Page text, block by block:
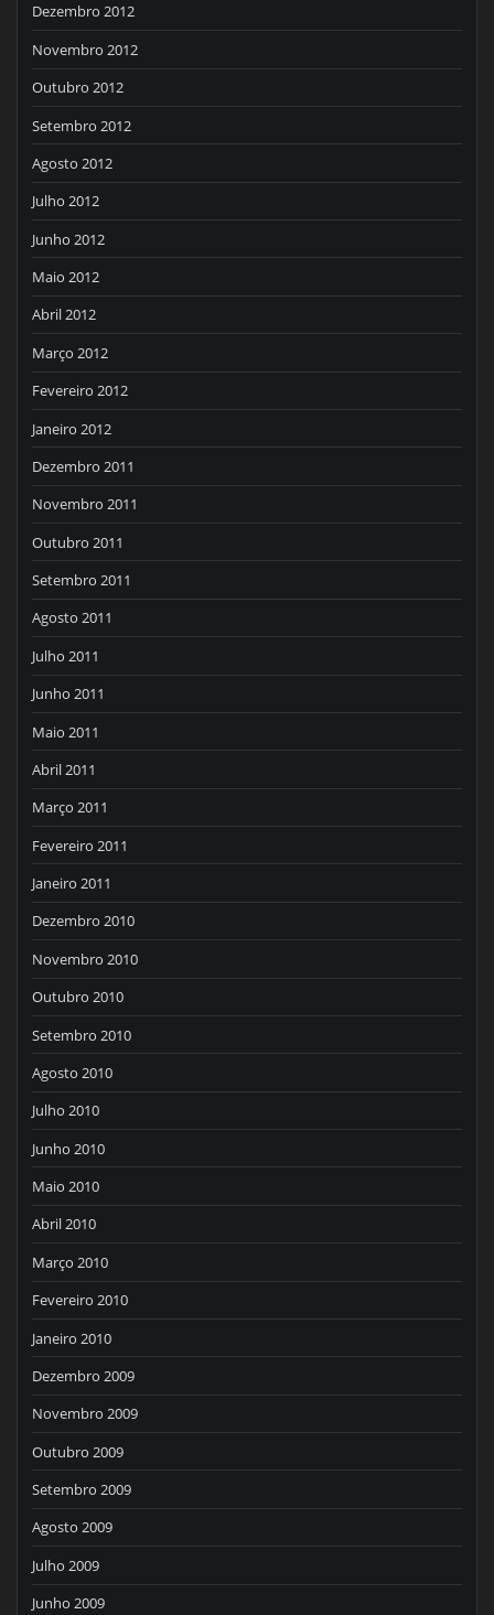
Dezembro 2012
Novembro 2012
Outubro 2012
Setembro 2012
Agosto 2012
Julho 2012
Junho 2012
Maio 2012
Abril 2012
Março 2012
Fevereiro 2012
Janeiro 2012
Dezembro 2011
Novembro 2011
Outubro 2011
Setembro 2011
Agosto 2011
Julho 2011
Junho 2011
Maio 2011
Abril 2011
Março 2011
Fevereiro 2011
Janeiro 2011
Dezembro 2010
Novembro 2010
Outubro 2010
Setembro 2010
Agosto 2010
Julho 2010
Junho 2010
Maio 2010
Abril 2010
Março 2010
Fevereiro 2010
Janeiro 2010
Dezembro 2009
Novembro 2009
Outubro 2009
Setembro 2009
Agosto 2009
Julho 2009
Junho 2009